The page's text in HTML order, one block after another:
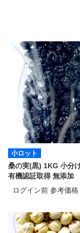
小ロット
桑の実(黒) 1KG 小分
有機認証取得 無添加
ログイン前 参考価格